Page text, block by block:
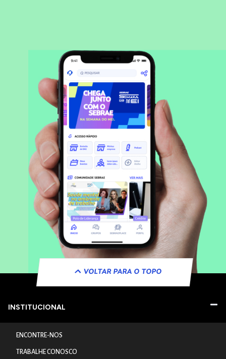
VOLTAR PARA O TOPO
INSTITUCIONAL
ENCONTRE-NOS
TRABALHE CONOSCO